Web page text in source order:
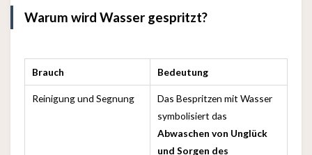
Warum wird Wasser gespritzt?
Brauch Bedeutung
Reinigung und Segnung
Das Bespritzen mit Wasser
symbolisiert das
Abwaschen von Unglück
und Sorgen des